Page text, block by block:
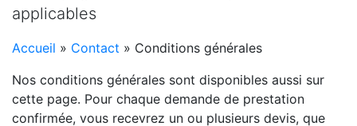
applicables
Accueil » Contact » Conditions générales
Nos conditions générales sont disponibles aussi sur
cette page. Pour chaque demande de prestation
confirmée, vous recevrez un ou plusieurs devis, que